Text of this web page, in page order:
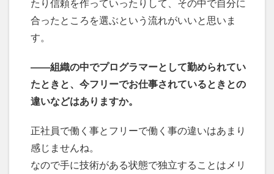
たり信頼を作っていったりして、その中で自分に
合ったところを選ぶという流れがいいと思いま
す。
――組織の中でプログラマーとして勤められてい
たときと、今フリーでお仕事されているときとの
違いなどはありますか。
正社員で働く事とフリーで働く事の違いはあまり
感じませんね。
なので手に技術がある状態で独立することはメリ